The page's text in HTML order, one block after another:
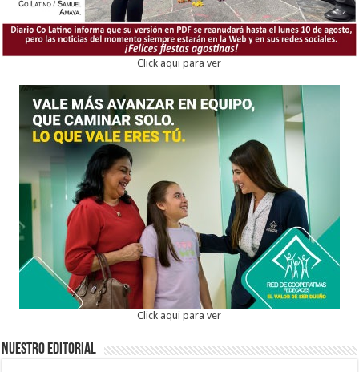
Click aqui para ver
Click aqui para ver
Nuestro Editorial